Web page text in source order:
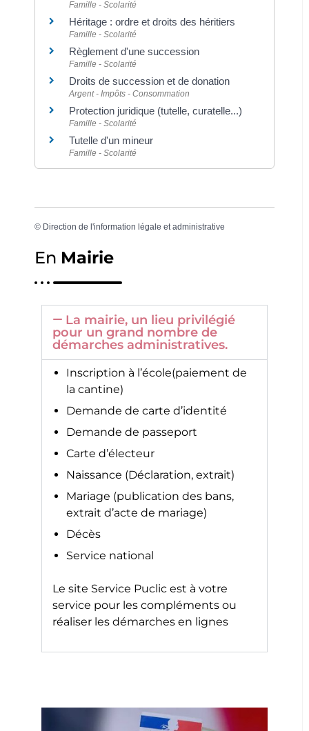
Famille - Scolarité
Héritage : ordre et droits des héritiers
Famille - Scolarité
Règlement d'une succession
Famille - Scolarité
Droits de succession et de donation
Argent - Impôts - Consommation
Protection juridique (tutelle, curatelle...)
Famille - Scolarité
Tutelle d'un mineur
Famille - Scolarité
© Direction de l'information légale et administrative
En Mairie
La mairie, un lieu privilégié
pour un grand nombre de
démarches administratives.
Inscription à l’école(paiement de
la cantine)
Demande de carte d’identité
Demande de passeport
Carte d’électeur
Naissance (Déclaration, extrait)
Mariage (publication des bans,
extrait d’acte de mariage)
Décès
Service national
Le site Service Puclic est à votre
service pour les compléments ou
réaliser les démarches en lignes